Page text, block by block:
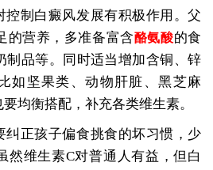
控制白癜风发展有积极作用。父
的营养，多准备富含酪氨酸的食
制品等。同时适当增加含铜、锌
如坚果类、动物肝脏、黑芝麻
均衡搭配，补充各类维生素。
纠正孩子偏食挑食的坏习惯，少
然维生素C对普通人有益，但白